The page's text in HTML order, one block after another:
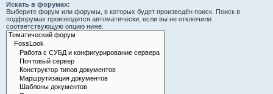
Искать в форумах:
Выберите форум или форумы, в которых будет произведён поиск. Поиск в
подфорумах производится автоматически, если вы не отключили
соответствующую опцию ниже.